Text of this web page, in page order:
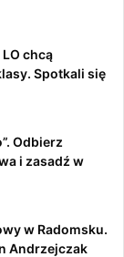
chcą
Spotkali się
Odbierz
i zasadź w
w Radomsku.
Andrzejczak